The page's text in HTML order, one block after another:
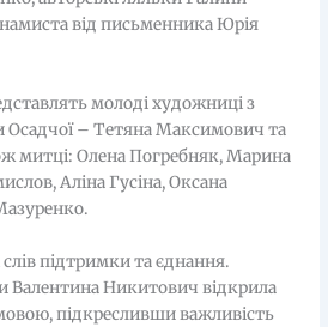
від письменника Юрія
молоді художниці з
Осадчої – Тетяна Максимович та
митці: Олена Погребняк, Марина
Аліна Гусіна, Оксана
підтримки та єднання.
Валентина Никитович відкрила
підкресливши важливість